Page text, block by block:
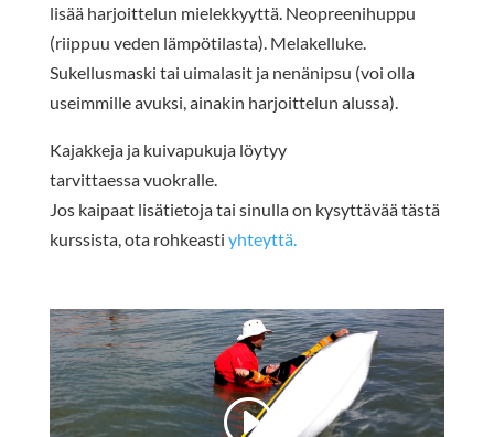
lisää harjoittelun mielekkyyttä. Neopreenihuppu
(riippuu veden lämpötilasta). Melakelluke.
Sukellusmaski tai uimalasit ja nenänipsu (voi olla
useimmille avuksi, ainakin harjoittelun alussa).
Kajakkeja ja kuivapukuja löytyy
tarvittaessa vuokralle.
Jos kaipaat lisätietoja tai sinulla on kysyttävää tästä
kurssista, ota rohkeasti yhteyttä.